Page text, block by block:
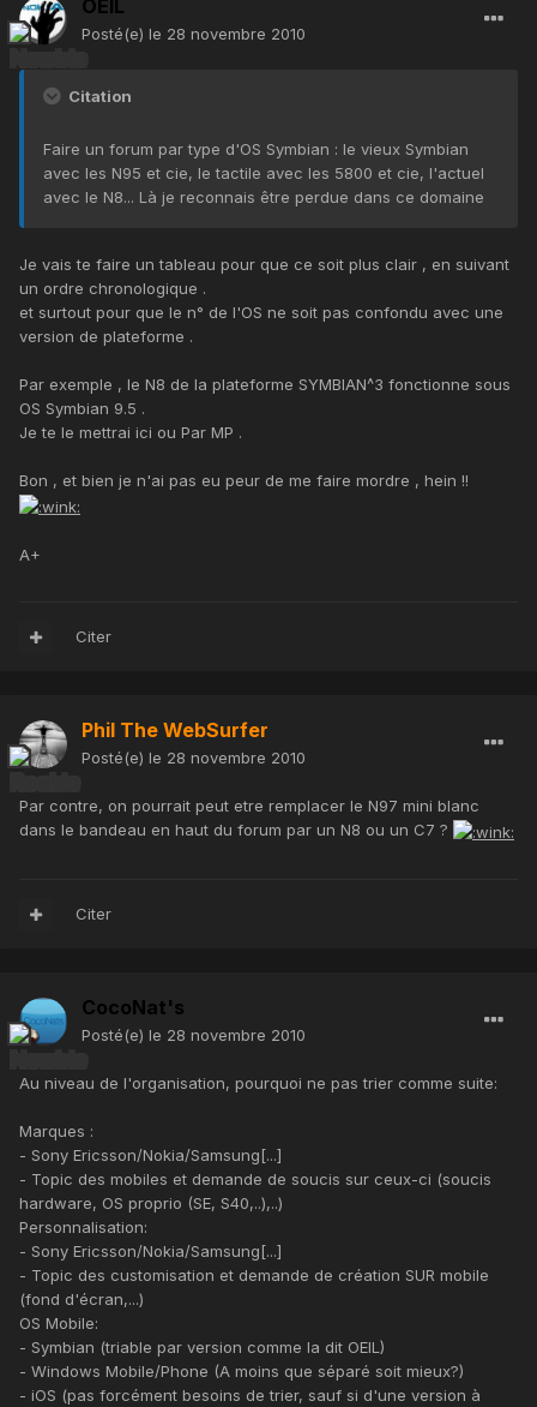
OEIL
Posté(e) le 28 novembre 2010
Citation
Faire un forum par type d'OS Symbian : le vieux Symbian
avec les N95 et cie, le tactile avec les 5800 et cie, l'actuel
avec le N8... Là je reconnais être perdue dans ce domaine
Je vais te faire un tableau pour que ce soit plus clair , en suivant
un ordre chronologique .
et surtout pour que le n° de l'OS ne soit pas confondu avec une
version de plateforme .
Par exemple , le N8 de la plateforme SYMBIAN^3 fonctionne sous
OS Symbian 9.5 .
Je te le mettrai ici ou Par MP .
Bon , et bien je n'ai pas eu peur de me faire mordre , hein !!
A+
Citer
Phil The WebSurfer
Posté(e) le 28 novembre 2010
Par contre, on pourrait peut etre remplacer le N97 mini blanc
dans le bandeau en haut du forum par un N8 ou un C7 ?
Citer
CocoNat's
Posté(e) le 28 novembre 2010
Au niveau de l'organisation, pourquoi ne pas trier comme suite:
Marques :
- Sony Ericsson/Nokia/Samsung[...]
- Topic des mobiles et demande de soucis sur ceux-ci (soucis
hardware, OS proprio (SE, S40,..),..)
Personnalisation:
- Sony Ericsson/Nokia/Samsung[...]
- Topic des customisation et demande de création SUR mobile
(fond d'écran,...)
OS Mobile:
- Symbian (triable par version comme la dit OEIL)
- Windows Mobile/Phone (A moins que séparé soit mieux?)
- iOS (pas forcément besoins de trier, sauf si d'une version à